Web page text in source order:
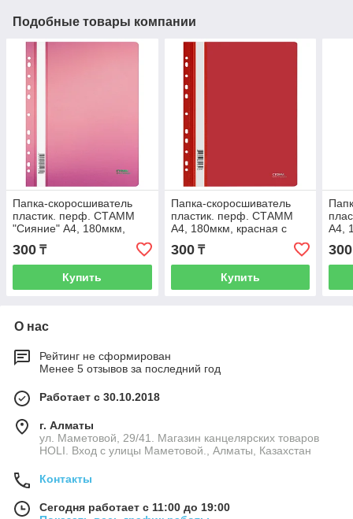
Подобные товары компании
Папка-скоросшиватель
пластик. перф. СТАММ
"Сияние" А4, 180мкм,
розовый с прозр. верхом
300 ₸
Купить
Папка-скоросшиватель
пластик. перф. СТАММ
А4, 180мкм, красная с
прозр. верхом
300₸
Купить
А4,
300
О нас
Рейтинг не сформирован
Менее 5 отзывов за последний год
Работает с 30.10.2018
г. Алматы
ул. Маметовой, 29/41. Магазин канцелярских товаров
HOLI. Вход с улицы Маметовой., Алматы, Казахстан
Контакты
Сегодня работает с 11:00 до 19:00